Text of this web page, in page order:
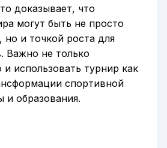
доказывает, что
могут быть не просто
но и точкой роста для
Важно не только
и использовать турнир как
спортивной
и образования.